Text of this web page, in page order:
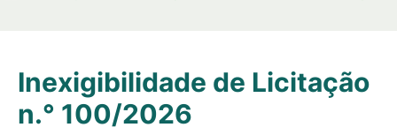
Inexigibilidade de Licitação
n.° 100/2026